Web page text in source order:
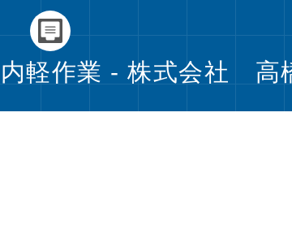
内軽作業 - 株式会社 高